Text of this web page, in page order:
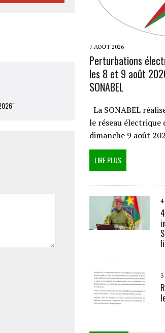
7 AOÛT 2026
Perturbations
les 8 et 9 août
SONABEL
La SONABEL
le réseau électrique
dimanche 9 août
LIRE PLUS
4